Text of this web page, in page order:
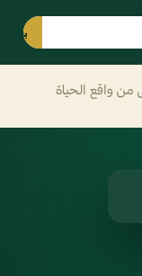
بحث
واقع الحياة